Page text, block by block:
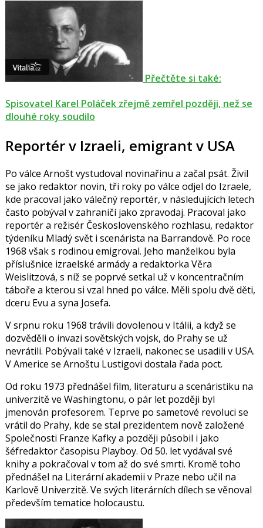
Přečtěte si také:
Spisovatel Karel Poláček zřejmě zemřel později, než se
dlouhé roky soudilo
Reportér v Izraeli, emigrant v USA
Po válce Arnošt vystudoval novinařinu a začal psát. Živil
se jako redaktor novin, tři roky po válce odjel do Izraele,
kde pracoval jako válečný reportér, v následujících letech
často pobýval v zahraničí jako zpravodaj. Pracoval jako
reportér a režisér Československého rozhlasu, redaktor
týdeníku Mladý svět i scenárista na Barrandově. Po roce
1968 však s rodinou emigroval. Jeho manželkou byla
příslušnice izraelské armády a redaktorka Věra
Weislitzová, s níž se poprvé setkal už v koncentračním
táboře a kterou si vzal hned po válce. Měli spolu dvě děti,
dceru Evu a syna Josefa.
V srpnu roku 1968 trávili dovolenou v Itálii, a když se
dozvěděli o invazi sovětských vojsk, do Prahy se už
nevrátili. Pobývali také v Izraeli, nakonec se usadili v USA.
V Americe se Arnoštu Lustigovi dostala řada poct.
Od roku 1973 přednášel film, literaturu a scenáristiku na
univerzitě ve Washingtonu, o pár let později byl
jmenován profesorem. Teprve po sametové revoluci se
vrátil do Prahy, kde se stal prezidentem nově založené
Společnosti Franze Kafky a později působil i jako
šéfredaktor časopisu Playboy. Od 50. let vydával své
knihy a pokračoval v tom až do své smrti. Kromě toho
přednášel na Literární akademii v Praze nebo učil na
Karlově Univerzitě. Ve svých literárních dílech se věnoval
především tematice holocaustu.